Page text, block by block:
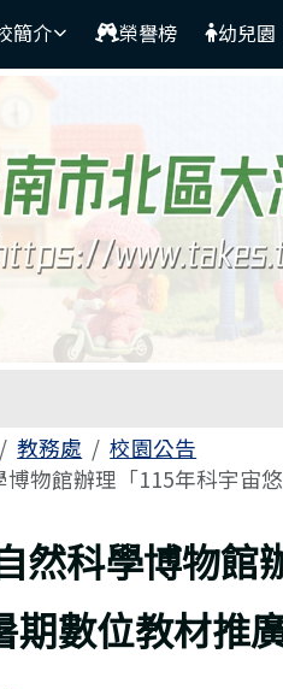
簡介 榮譽榜 幼兒園
教務處
校園公告
博物館辦理「115年科宇宙
然科學博物館
數位教材推